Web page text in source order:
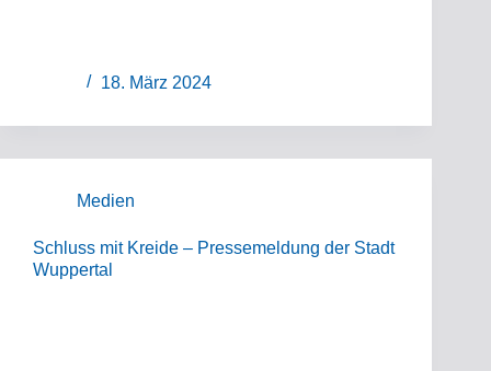
18. März 2024
Medien
Schluss mit Kreide – Pressemeldung der Stadt
Wuppertal